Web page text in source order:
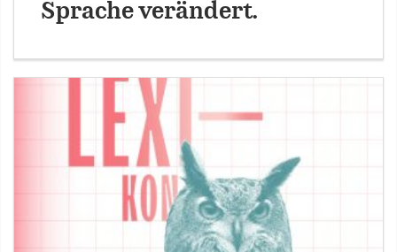
Sprache verändert.